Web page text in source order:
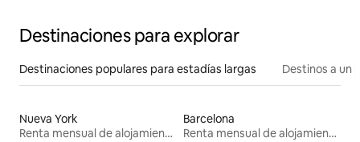
Destinaciones para explorar
Destinaciones populares para estadías largas Destinos a un
Nueva York
Renta mensual de alojamientos
Barcelona
Renta mensual de alojamientos